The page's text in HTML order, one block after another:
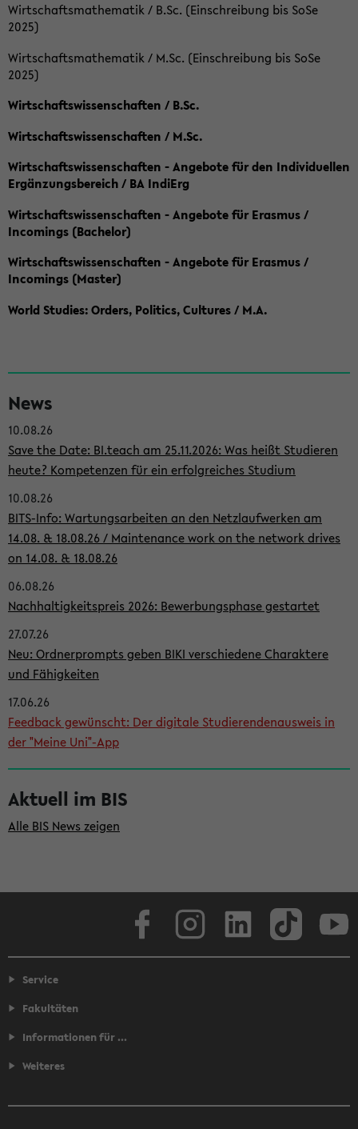
Wirtschaftsmathematik / B.Sc. (Einschreibung bis SoSe
2025)
Wirtschaftsmathematik / M.Sc. (Einschreibung bis SoSe
2025)
Wirtschaftswissenschaften / B.Sc.
Wirtschaftswissenschaften / M.Sc.
Wirtschaftswissenschaften - Angebote für den Individuellen
Ergänzungsbereich / BA IndiErg
Wirtschaftswissenschaften - Angebote für Erasmus /
Incomings (Bachelor)
Wirtschaftswissenschaften - Angebote für Erasmus /
Incomings (Master)
World Studies: Orders, Politics, Cultures / M.A.
e
i
t
e
n
l
e
i
s
t
e
News
10.08.26
Save the Date: BI.teach am 25.11.2026: Was heißt Studieren
heute? Kompetenzen für ein erfolgreiches Studium
10.08.26
BITS-Info: Wartungsarbeiten an den Netzlaufwerken am
14.08. & 18.08.26 / Maintenance work on the network drives
on 14.08. & 18.08.26
06.08.26
Nachhaltigkeitspreis 2026: Bewerbungsphase gestartet
27.07.26
Neu: Ordnerprompts geben BIKI verschiedene Charaktere
und Fähigkeiten
17.06.26
Feedback gewünscht: Der digitale Studierendenausweis in
der "Meine Uni"-App
Aktuell im BIS
Alle BIS News zeigen
Service
Fakultäten
Informationen für ...
Weiteres